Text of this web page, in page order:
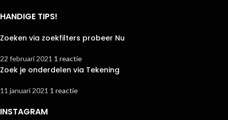
HANDIGE TIPS!
Zoeken via zoekfilters probeer Nu
22 februari 2021 1 reactie
Zoek je onderdelen via Tekening
11 januari 2021 1 reactie
INSTAGRAM